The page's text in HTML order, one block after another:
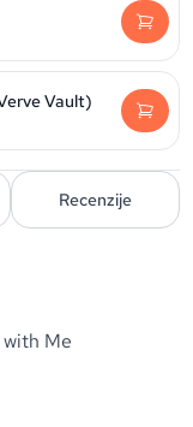
Vault)
Recenzije
Me